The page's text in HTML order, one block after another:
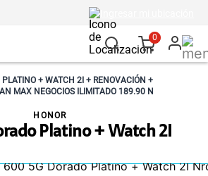
0
+ WATCH 2I + RENOVACIÓN +
MAX NEGOCIOS ILIMITADO 189.90 N
Platino + Watch 2I
HONOR